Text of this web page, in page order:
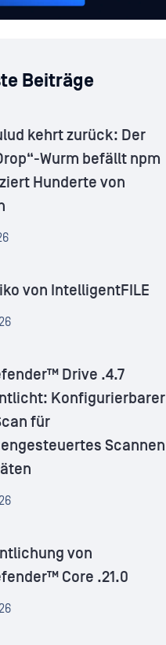
Beiträge
kehrt zurück: Der
Wurm befällt npm
Hunderte von
von IntelligentFILE
Drive .4.7
Konfigurierbarer
für
Scannen
von
Core .21.0